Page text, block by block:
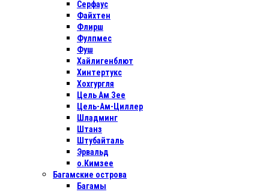
Серфаус
Файхтен
Флирш
Фулпмес
Фуш
Хайлигенблют
Хинтертукс
Хохгургля
Цель Ам Зее
Цель-Ам-Циллер
Шладминг
Штанз
Штубайталь
Эрвальд
о.Кимзее
Багамские острова
Багамы